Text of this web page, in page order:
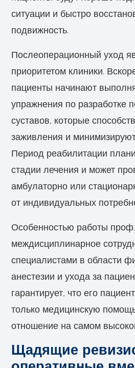
ситуации и быстро
подвижность.
Послеоперационный уход
приоритетом клиники.
пациенты начинают
упражнения по разработке
суставов, которые
заживления и
Период реабилитации
стадии лечения и может
амбулаторно или
от индивидуальных
Особенностью работы
междисциплинарное
специалистами в области
анестезии и ухода за
гарантирует, что его
только медицинскую
отношение на самом
Щадящие